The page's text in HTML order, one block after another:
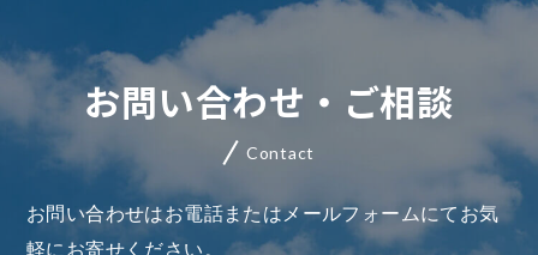
お問い合わせはお電話またはメールフォームにてお気
軽にお寄せください。
Contact
お問い合わせ・ご相談